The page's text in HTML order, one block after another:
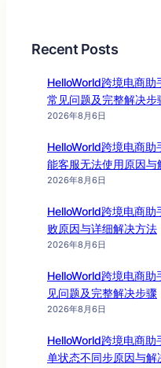
Recent Posts
HelloWorld跨境电商
常见问题及完整解决步
2026年8月6日
HelloWorld跨境电商
能客服无法使用原因与
2026年8月6日
HelloWorld跨境电商助
败原因与详细解决方法
2026年8月6日
HelloWorld跨境电商助
见问题及完整解决步骤
2026年8月6日
HelloWorld跨境电商
单状态不同步原因与解